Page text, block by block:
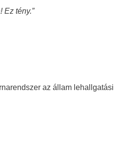
! Ez tény.”
az állam lehallgatási